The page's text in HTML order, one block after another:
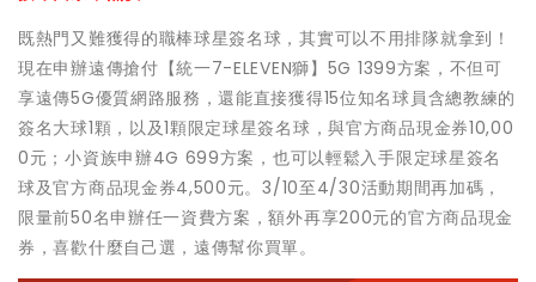
既熱門又難獲得的職棒球星簽名球，其實可以不用排隊就拿到！
現在申辦遠傳搶付【統一7-ELEVEN獅】5G 1399方案，不但可
享遠傳5G優質網路服務，還能直接獲得15位知名球員含總教練的
簽名大球1顆，以及1顆限定球星簽名球，與官方商品現金券10,00
0元；小資族申辦4G 699方案，也可以輕鬆入手限定球星簽名
球及官方商品現金券4,500元。3/10至4/30活動期間再加碼，
限量前50名申辦任一資費方案，額外再享200元的官方商品現金
券，喜歡什麼自己選，遠傳幫你買單。